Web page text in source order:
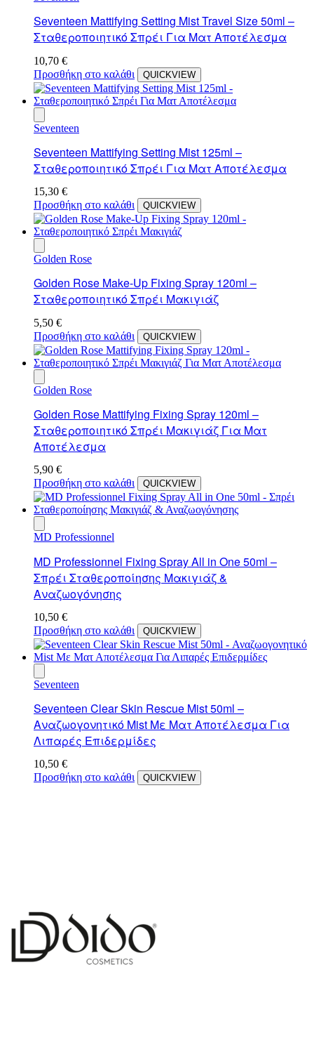
Seventeen Mattifying Setting Mist Travel Size 50ml –
Σταθεροποιητικό Σπρέι Για Ματ Αποτέλεσμα
10,70 €
Προσθήκη στο καλάθι
QUICKVIEW
Seventeen
Seventeen Mattifying Setting Mist 125ml –
Σταθεροποιητικό Σπρέι Για Ματ Αποτέλεσμα
15,30 €
Προσθήκη στο καλάθι
QUICKVIEW
Golden Rose
Golden Rose Make-Up Fixing Spray 120ml –
Σταθεροποιητικό Σπρέι Μακιγιάζ
5,50 €
Προσθήκη στο καλάθι
QUICKVIEW
Golden Rose
Golden Rose Mattifying Fixing Spray 120ml –
Σταθεροποιητικό Σπρέι Μακιγιάζ Για Ματ
Αποτέλεσμα
5,90 €
Προσθήκη στο καλάθι
QUICKVIEW
MD Professionnel
MD Professionnel Fixing Spray All in One 50ml –
Σπρέι Σταθεροποίησης Μακιγιάζ &
Αναζωογόνησης
10,50 €
Προσθήκη στο καλάθι
QUICKVIEW
Seventeen
Seventeen Clear Skin Rescue Mist 50ml –
Αναζωογονητικό Mist Με Ματ Αποτέλεσμα Για
Λιπαρές Επιδερμίδες
10,50 €
Προσθήκη στο καλάθι
QUICKVIEW